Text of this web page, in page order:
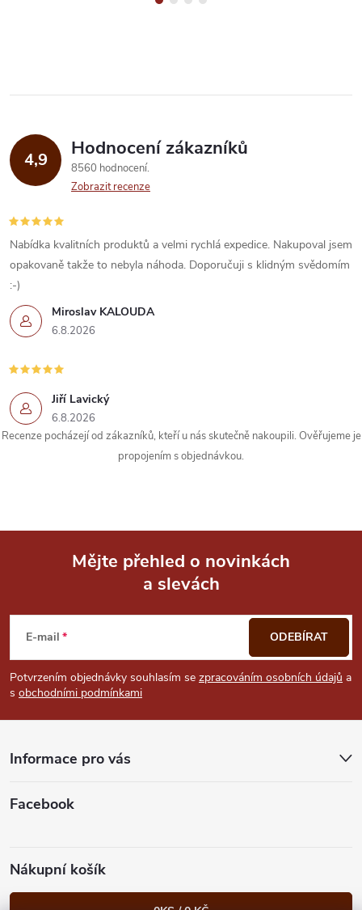
4,9 Hodnocení zákazníků
8560 hodnocení
Zobrazit recenze
Miroslav KALOUDA
6.8.2026
Nabídka kvalitních produktů a velmi rychlá expedice. Nakupoval jsem
opakovaně takže to nebyla náhoda. Doporučuji s klidným svědomím
:-)
Jiří Lavický
6.8.2026
Recenze pocházejí od zákazníků, kteří u nás skutečně nakoupili. Ověřujeme je
propojením s objednávkou.
p
a
Mějte přehled o novinkách
a slevách
E-mail
Potvrzením objednávky souhlasím se zpracováním osobních údajů a
s obchodními podmínkami
ODEBÍRAT
Informace pro vás
Facebook
Nákupní košík